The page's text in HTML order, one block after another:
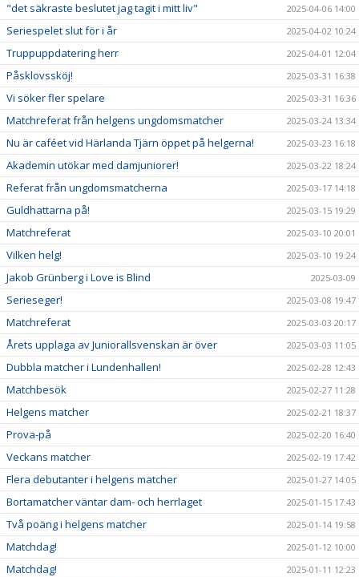
"det säkraste beslutet jag tagit i mitt liv" 2025-04-06 14:00
Seriespelet slut för i år 2025-04-02 10:24
Truppuppdatering herr 2025-04-01 12:04
Påsklovssköj! 2025-03-31 16:38
Vi söker fler spelare 2025-03-31 16:36
Matchreferat från helgens ungdomsmatcher 2025-03-24 13:34
Nu är caféet vid Härlanda Tjärn öppet på helgerna! 2025-03-23 16:18
Akademin utökar med damjuniorer! 2025-03-22 18:24
Referat från ungdomsmatcherna 2025-03-17 14:18
Guldhattarna på! 2025-03-15 19:29
Matchreferat 2025-03-10 20:01
Vilken helg! 2025-03-10 19:24
Jakob Grünberg i Love is Blind 2025-03-09
Serieseger! 2025-03-08 19:47
Matchreferat 2025-03-03 20:17
Årets upplaga av Juniorallsvenskan är över 2025-03-03 11:05
Dubbla matcher i Lundenhallen! 2025-02-28 12:43
Matchbesök 2025-02-27 11:28
Helgens matcher 2025-02-21 18:37
Prova-på 2025-02-20 16:40
Veckans matcher 2025-02-19 17:42
Flera debutanter i helgens matcher 2025-01-27 14:05
Bortamatcher väntar dam- och herrlaget 2025-01-15 17:43
Två poäng i helgens matcher 2025-01-14 19:58
Matchdag! 2025-01-12 10:00
Matchdag! 2025-01-11 12:23